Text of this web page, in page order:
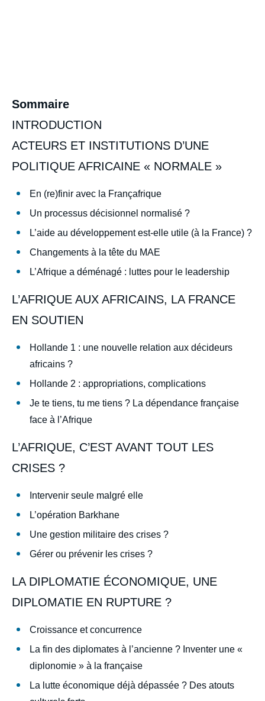
Sommaire
INTRODUCTION
ACTEURS ET INSTITUTIONS D’UNE
POLITIQUE AFRICAINE « NORMALE »
En (re)finir avec la Françafrique
Un processus décisionnel normalisé ?
L’aide au développement est-elle utile (à la France) ?
Changements à la tête du MAE
L’Afrique a déménagé : luttes pour le leadership
L’AFRIQUE AUX AFRICAINS, LA FRANCE
EN SOUTIEN
Hollande 1 : une nouvelle relation aux décideurs
africains ?
Hollande 2 : appropriations, complications
Je te tiens, tu me tiens ? La dépendance française
face à l’Afrique
L’AFRIQUE, C’EST AVANT TOUT LES
CRISES ?
Intervenir seule malgré elle
L’opération Barkhane
Une gestion militaire des crises ?
Gérer ou prévenir les crises ?
LA DIPLOMATIE ÉCONOMIQUE, UNE
DIPLOMATIE EN RUPTURE ?
Croissance et concurrence
La fin des diplomates à l’ancienne ? Inventer une «
diplonomie » à la française
La lutte économique déjà dépassée ? Des atouts